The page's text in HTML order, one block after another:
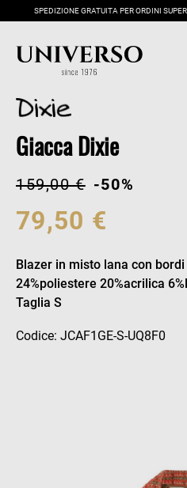
SPEDIZIONE GRATUITA PER ORDINI
Giacca Dixie
159,00 € -50%
79,50 €
Blazer in misto lana con
24%poliestere 20%acrilica
Taglia S
Codice: JCAF1GE-S-UQ8F0